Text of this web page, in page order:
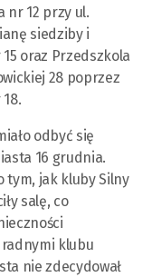
nr 12 przy ul.
siedziby i
oraz Przedszkola
28 poprzez
odbyć się
16 grudnia.
tym, jak kluby Silny
salę, co
klubu
nie zdecydował